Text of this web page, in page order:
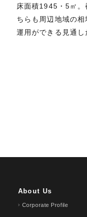
床面積1945・5㎡
ちらも周辺地域の
運用ができる見通し
About Us
Corporate Profile